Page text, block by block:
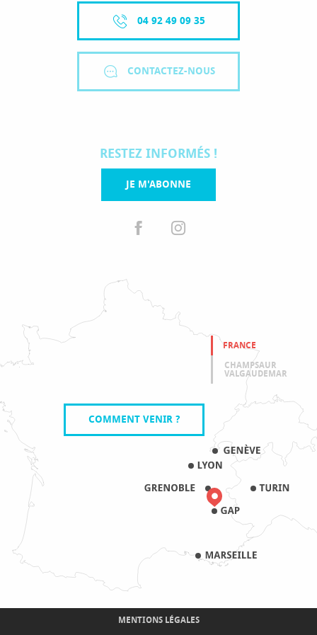
04 92 49 09 35
CONTACTEZ-NOUS
RESTEZ INFORMÉS !
JE M'ABONNE
FRANCE
CHAMPSAUR
VALGAUDEMAR
COMMENT VENIR ?
MENTIONS LÉGALES